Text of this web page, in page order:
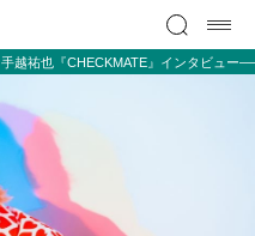
手越祐也『CHECKMATE』インタビュー